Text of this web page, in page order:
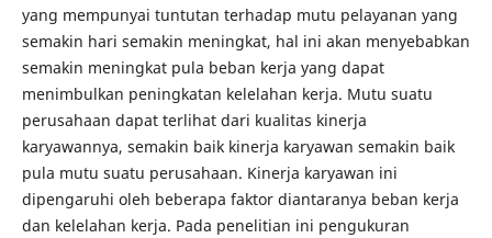
yang mempunyai tuntutan terhadap mutu pelayanan yang
semakin hari semakin meningkat, hal ini akan menyebabkan
semakin meningkat pula beban kerja yang dapat
menimbulkan peningkatan kelelahan kerja. Mutu suatu
perusahaan dapat terlihat dari kualitas kinerja
karyawannya, semakin baik kinerja karyawan semakin baik
pula mutu suatu perusahaan. Kinerja karyawan ini
dipengaruhi oleh beberapa faktor diantaranya beban kerja
dan kelelahan kerja. Pada penelitian ini pengukuran